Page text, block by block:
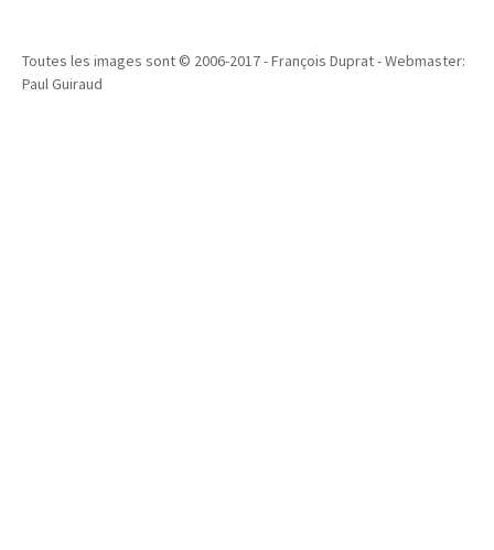
Toutes les images sont © 2006-2017 - François Duprat - Webmaster:
Paul Guiraud